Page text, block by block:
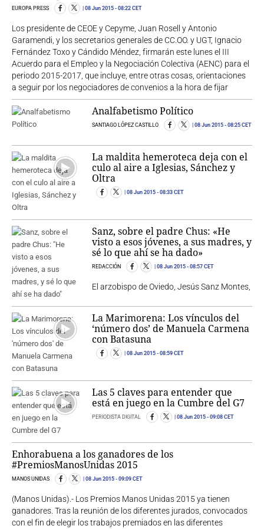
EUROPA PRESS 08 Jun 2015 - 08:22 CET
Los presidente de CEOE y Cepyme, Juan Rosell y Antonio
Garamendi, y los secretarios generales de CC.OO. y UGT, Ignacio
Fernández Toxo y Cándido Méndez, firmarán este lunes el III
Acuerdo para el Empleo y la Negociación Colectiva (AENC) para el
periodo 2015-2017, que incluye, entre otras cosas, orientaciones
a seguir por los negociadores de convenios a la hora de fijar
Analfabetismo Político
SANTIAGO LÓPEZ CASTILLO 08 Jun 2015 - 08:25 CET
La maldita hemeroteca deja con el
culo al aire a Iglesias, Sánchez y
Oltra
08 Jun 2015 - 08:33 CET
Sanz, sobre el padre Chus: «He
visto a esos jóvenes, a sus madres, y
sé lo que ahí se ha dado»
REDACCIÓN 08 Jun 2015 - 08:57 CET
El arzobispo de Oviedo, Jesús Sanz Montes,
La Marimorena: Los vínculos del
‘número dos’ de Manuela Carmena
con Batasuna
08 Jun 2015 - 08:59 CET
Las 5 claves para entender que
está en juego en la Cumbre del G7
PERIODISTA DIGITAL 08 Jun 2015 - 09:08 CET
Enhorabuena a los ganadores de los
#PremiosManosUnidas 2015
MANOS UNIDAS 08 Jun 2015 - 09:09 CET
(Manos Unidas).- Los Premios Manos Unidas 2015 ya tienen
ganadores. Tras la reunión de los diferentes jurados, convocados
con el fin de elegir los trabajos premiados en las diferentes